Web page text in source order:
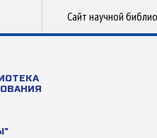
Сайт научной